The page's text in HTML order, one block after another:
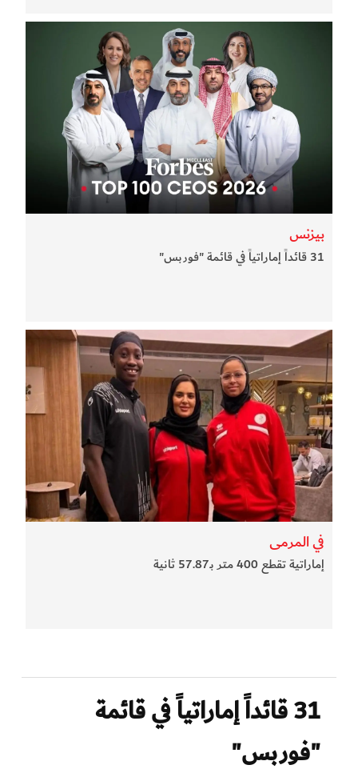
بيزنس
31 قائداً إماراتياً في قائمة "فوربس"
في المرمى
إماراتية تقطع 400 متر بـ57.87 ثانية
31 قائداً إماراتياً في قائمة
"فوربس"